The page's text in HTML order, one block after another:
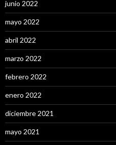
junio 2022
mayo 2022
abril 2022
marzo 2022
febrero 2022
enero 2022
diciembre 2021
mayo 2021